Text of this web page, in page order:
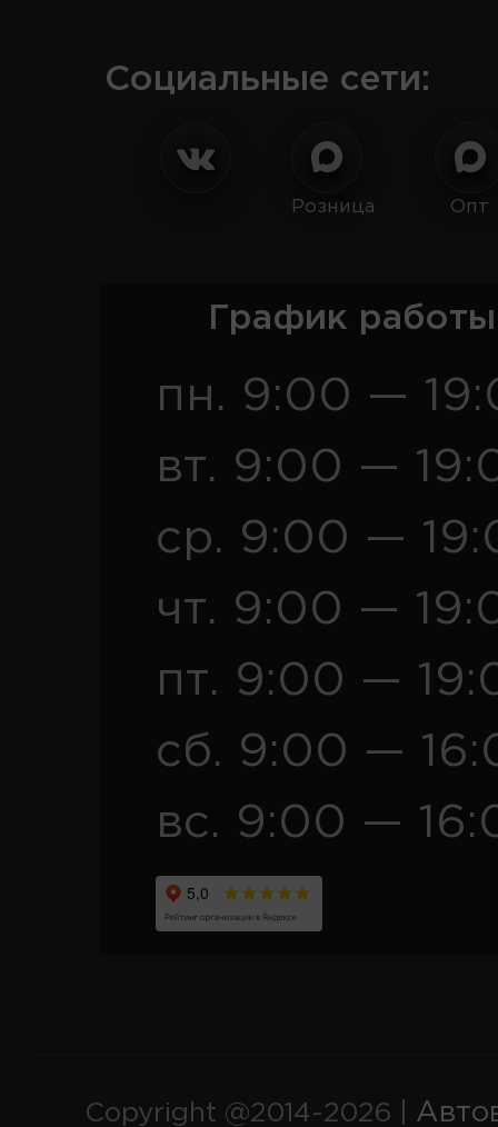
Социальные сети:
Розница Опт
График
пн. 9:00 —
вт. 9:00 —
ср. 9:00 —
чт. 9:00 —
пт. 9:00 —
сб. 9:00 —
вс. 9:00 —
Copyright @2014-2026 |